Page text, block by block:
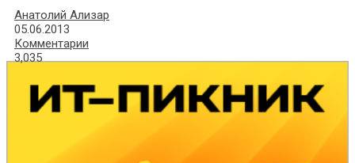
Анатолий Ализар
05.06.2013
Комментарии
3,035